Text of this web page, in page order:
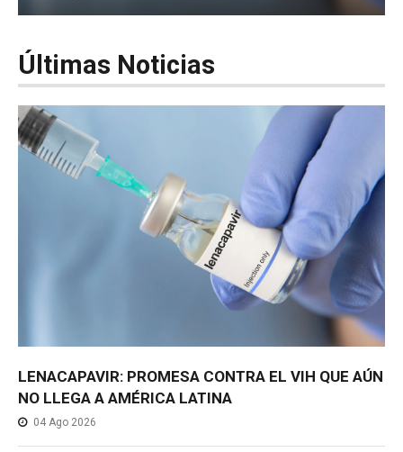
Últimas Noticias
LENACAPAVIR: PROMESA CONTRA EL VIH QUE AÚN
NO LLEGA A AMÉRICA LATINA
04 Ago 2026